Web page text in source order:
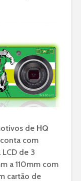
de HQ
com
LCD de 3
a 110mm com
cartão de